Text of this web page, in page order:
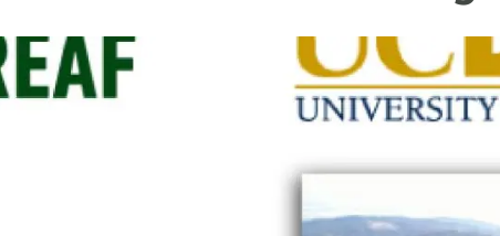
Programa de màsters i doctorat
Vine de visitant o sabàtic
Segell de bones pràctiques HRS4R
Un lloc on créixer
Seminaris i activitats internes
T’oferim formació